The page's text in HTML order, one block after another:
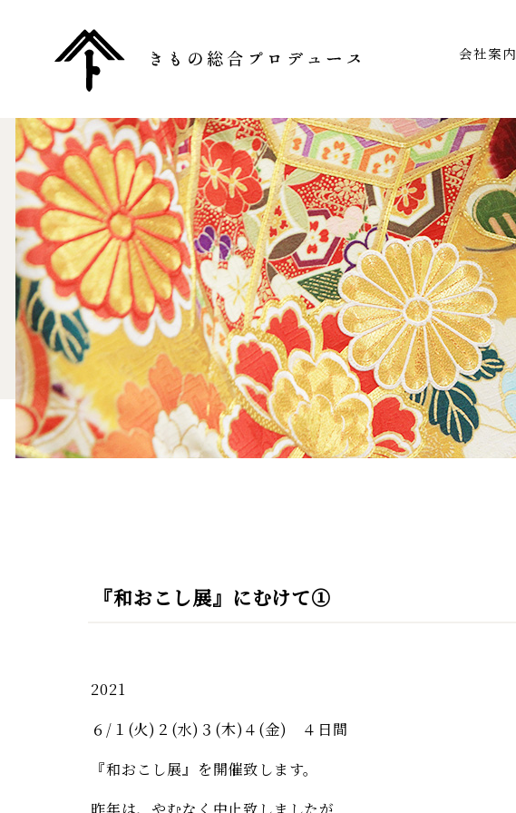
会社案内
『和おこし展』にむけて①
2021
６/１(火)２(水)３(木)４(金) ４日間
『和おこし展』を開催致します。
昨年は、やむなく中止致しましたが